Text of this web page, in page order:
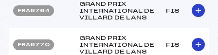
FRA6764
GRAND PRIX
INTERNATIONAL DE
VILLARD DE LANS
FIS
FRA6770
GRAND PRIX
INTERNATIONAL DE
VILLARD DE LANS
FIS